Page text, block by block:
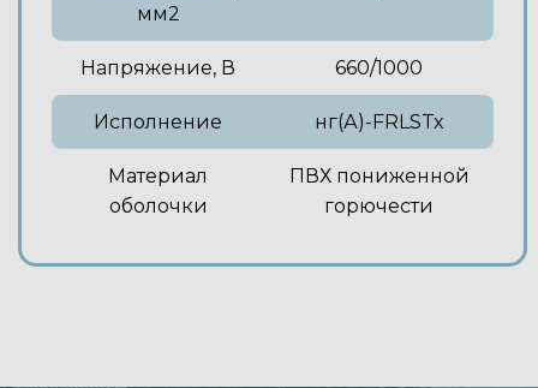
мм2
Напряжение, В 660/1000
Исполнение нг(А)-FRLSTx
Материал
оболочки
ПВХ пониженной
горючести